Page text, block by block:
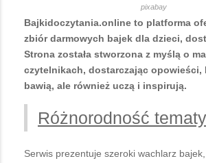
pixabay
Bajkidoczytania.online to platforma
zbiór darmowych bajek dla dzieci,
Strona została stworzona z myślą o
czytelnikach, dostarczając opowieści,
bawią, ale również uczą i inspirują.
Różnorodność
Serwis prezentuje szeroki wachlarz